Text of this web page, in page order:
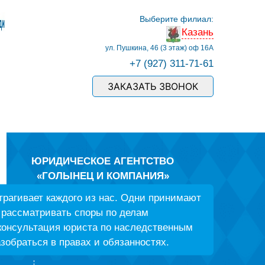
Выберите филиал:
Казань
ул. Пушкина, 46 (3 этаж) оф 16А
+7 (927) 311-71-61
ЗАКАЗАТЬ ЗВОНОК
ЮРИДИЧЕСКОЕ АГЕНТСТВО
«ГОЛЫНЕЦ И КОМПАНИЯ»
защите прав потребителей, спорах по ДТП со
страховыми компаниями и
ГИБДД, в семейных делах и трудовых спорах, в
земельных конфликтах и вопросах
каждого из нас. Одни принимают
споры по делам
юриста по наследственным
в правах и обязанностях.